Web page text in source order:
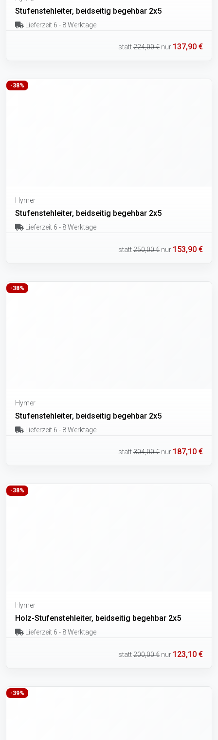
Stufenstehleiter, beidseitig begehbar 2x5
Lieferzeit 6 - 8 Werktage
statt224,00 € nur 137,90 €
-38%
Hymer
Stufenstehleiter, beidseitig begehbar 2x5
Lieferzeit 6 - 8 Werktage
statt250,00 € nur 153,90 €
-38%
Hymer
Stufenstehleiter, beidseitig begehbar 2x5
Lieferzeit 6 - 8 Werktage
statt304,00 € nur 187,10 €
-38%
Hymer
Holz-Stufenstehleiter, beidseitig begehbar 2x5
Lieferzeit 6 - 8 Werktage
statt200,00 € nur 123,10 €
-39%